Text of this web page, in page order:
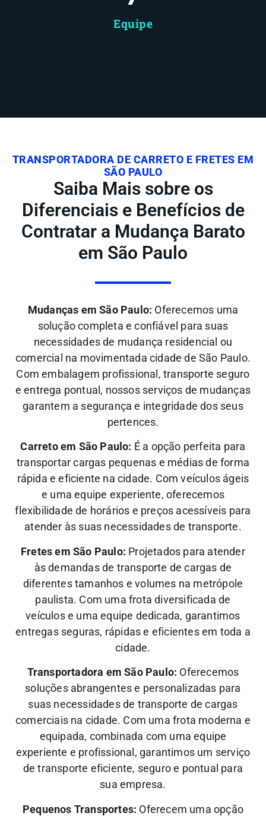
Equipe
TRANSPORTADORA DE CARRETO E FRETES EM
SÃO PAULO
Saiba Mais sobre os
Diferenciais e Benefícios de
Contratar a Mudança Barato
em São Paulo
Mudanças em São Paulo: Oferecemos uma
solução completa e confiável para suas
necessidades de mudança residencial ou
comercial na movimentada cidade de São Paulo.
Com embalagem profissional, transporte seguro
e entrega pontual, nossos serviços de mudanças
garantem a segurança e integridade dos seus
pertences.
Carreto em São Paulo: É a opção perfeita para
transportar cargas pequenas e médias de forma
rápida e eficiente na cidade. Com veículos ágeis
e uma equipe experiente, oferecemos
flexibilidade de horários e preços acessíveis para
atender às suas necessidades de transporte.
Fretes em São Paulo: Projetados para atender
às demandas de transporte de cargas de
diferentes tamanhos e volumes na metrópole
paulista. Com uma frota diversificada de
veículos e uma equipe dedicada, garantimos
entregas seguras, rápidas e eficientes em toda a
cidade.
Transportadora em São Paulo: Oferecemos
soluções abrangentes e personalizadas para
suas necessidades de transporte de cargas
comerciais na cidade. Com uma frota moderna e
equipada, combinada com uma equipe
experiente e profissional, garantimos um serviço
de transporte eficiente, seguro e pontual para
sua empresa.
Pequenos Transportes: Oferecem uma opção